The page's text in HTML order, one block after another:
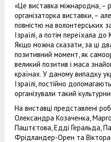
«Це виставка міжнародна, –
організаторка виставки, –
повністю на волонтерських
Ізраїлі, а потім переїхала
Якщо можна сказати, за ці
позитивний момент, як
великий позитив і маса
країнах. У даному випадку
Ізраїлі, постійно
організували такий
На виставці представлені
Олександра Козаченка,
Паштєтова, Едді Ґеральда,
Фрідландер-Орен та Віктора